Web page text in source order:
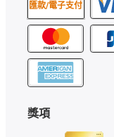
匯款/電子支付
獎項